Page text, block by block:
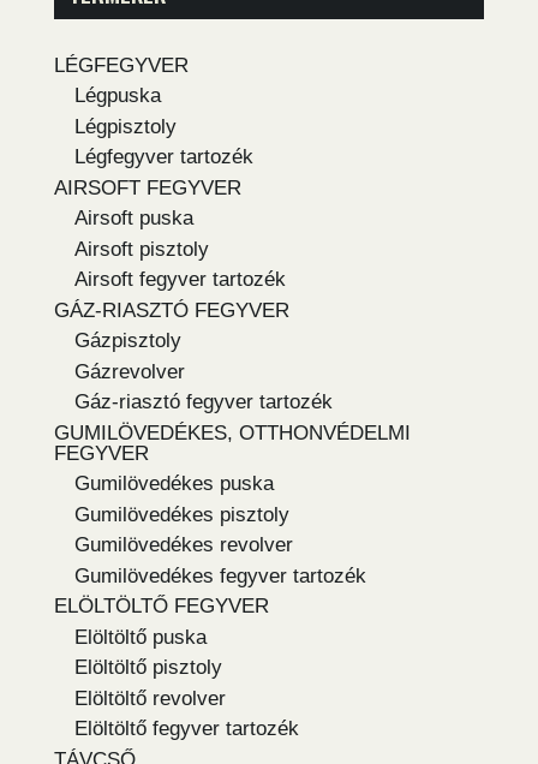
LÉGFEGYVER
Légpuska
Légpisztoly
Légfegyver tartozék
AIRSOFT FEGYVER
Airsoft puska
Airsoft pisztoly
Airsoft fegyver tartozék
GÁZ-RIASZTÓ FEGYVER
Gázpisztoly
Gázrevolver
Gáz-riasztó fegyver tartozék
GUMILÖVEDÉKES, OTTHONVÉDELMI
FEGYVER
Gumilövedékes puska
Gumilövedékes pisztoly
Gumilövedékes revolver
Gumilövedékes fegyver tartozék
ELÖLTÖLTŐ FEGYVER
Elöltöltő puska
Elöltöltő pisztoly
Elöltöltő revolver
Elöltöltő fegyver tartozék